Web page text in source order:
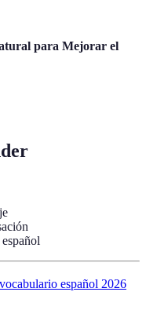
para Mejorar el
español 2026